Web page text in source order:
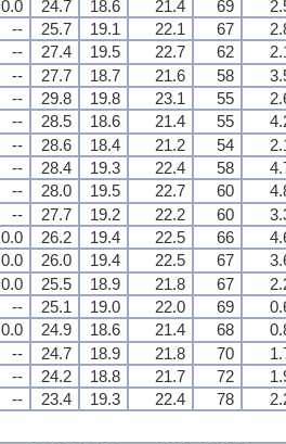
0.0 24.7 18.6 21.4 69
-- 25.7 19.1 22.1 67
-- 27.4 19.5 22.7 62
-- 27.7 18.7 21.6 58
-- 29.8 19.8 23.1 55
-- 28.5 18.6 21.4 55
-- 28.6 18.4 21.2 54
-- 28.4 19.3 22.4 58
-- 28.0 19.5 22.7 60
-- 27.7 19.2 22.2 60
0.0 26.2 19.4 22.5 66
0.0 26.0 19.4 22.5 67
0.0 25.5 18.9 21.8 67
-- 25.1 19.0 22.0 69
0.0 24.9 18.6 21.4 68
-- 24.7 18.9 21.8 70
-- 24.2 18.8 21.7 72
-- 23.4 19.3 22.4 78